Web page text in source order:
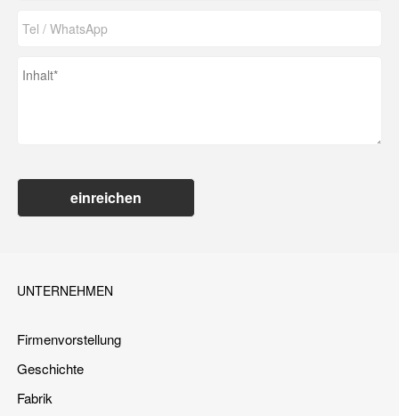
einreichen
UNTERNEHMEN
Firmenvorstellung
Geschichte
Fabrik